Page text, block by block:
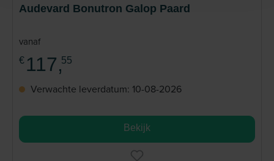
Audevard Bonutron Galop Paard
vanaf
€ 117,55
Verwachte leverdatum: 10-08-2026
Bekijk